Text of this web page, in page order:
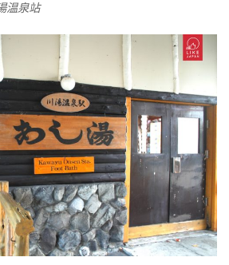
温泉站